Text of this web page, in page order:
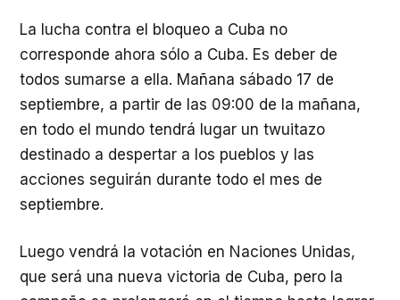
La lucha contra el bloqueo a Cuba no
corresponde ahora sólo a Cuba. Es deber de
todos sumarse a ella. Mañana sábado 17 de
septiembre, a partir de las 09:00 de la mañana,
en todo el mundo tendrá lugar un twuitazo
destinado a despertar a los pueblos y las
acciones seguirán durante todo el mes de
septiembre.
Luego vendrá la votación en Naciones Unidas,
que será una nueva victoria de Cuba, pero la